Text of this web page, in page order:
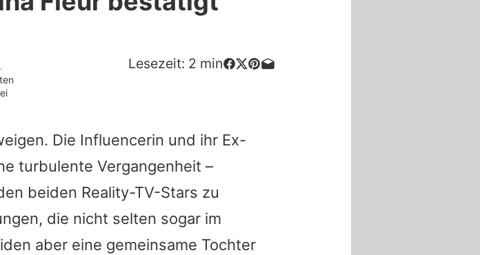
Lesezeit: 2 min
Die Influencerin und ihr Ex-
turbulente Vergangenheit –
beiden Reality-TV-Stars zu
die nicht selten sogar im
aber eine gemeinsame Tochter